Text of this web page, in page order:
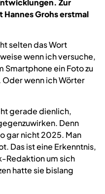
Zur
Grohs erstmal
selten das Wort
wenn ich versuche,
ein Foto zu
wenn ich Wörter
gerade dienlich,
Denn
gar nicht 2025. Man
Das ist eine Erkenntnis,
Redaktion um sich
hatte sie bislang